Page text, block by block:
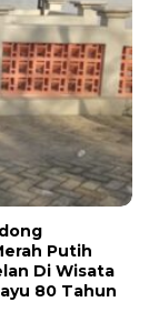
Putih
Di Wisata
80 Tahun